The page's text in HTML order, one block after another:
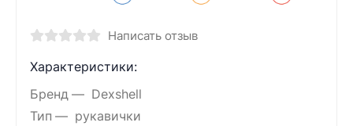
Написать отзыв
Характеристики:
Бренд
Dexshell
Тип
рукавички